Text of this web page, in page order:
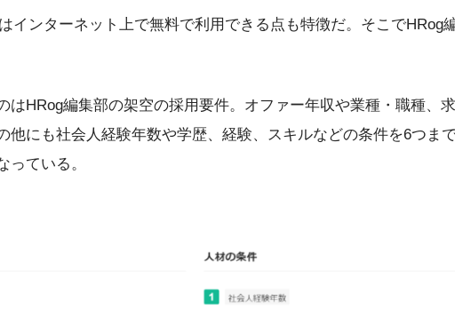
インターネット上で無料で利用できる点も特徴だ。そこでHRog
はHRog編集部の架空の採用要件。オファー年収や業種・職種、
他にも社会人経験年数や学歴、経験、スキルなどの条件を6つま
っている。